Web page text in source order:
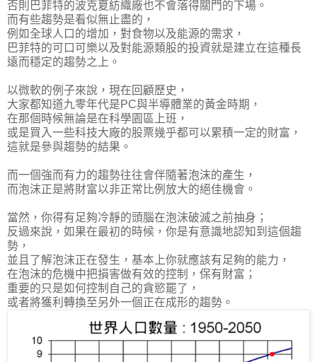
否則巴菲特的波克夏紡織廠也不會落得關門的下場。
而有些趨勢是看似無止盡的，
例如全球人口的增加，對食物以及能源的需求，
巴菲特的可口可樂以及對能源類股的投資就是建立在這種長
遠而穩定的趨勢之上。
以微軟的例子來說，現在回顧歷史，
大家都知道九零年代是PC與半導體業的黃金時期，
在那個時候無論是在科學園區上班，
或是買入一些科技大廠的股票幾乎都可以累積一定的財富，
這就是參與趨勢的結果。
而一個強而有力的趨勢往往會伴隨著泡沫的產生，
而泡沫正是將財富以非正常比例放大的絕佳機會。
當然， 你得有足夠冷靜的頭腦在泡沫破滅之前抽身 ；
反過來說，如果在最初的時候，你是有意識地認知到這個趨
勢，
並且了解泡沫正在發生，基本上你就應該有足夠的能力，
在泡沫的危機中把損害做有效的控制，保有財富；
重要的只是如何控制自己的貪慾罷了，
或者將獲利轉換至另外一個正在成形的趨勢。